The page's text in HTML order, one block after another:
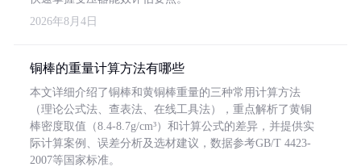
2026年8月4日
铜棒的重量计算方法有哪些
本文详细介绍了铜棒和黄铜棒重量的三种常用计算方法
（理论公式法、查表法、在线工具法），重点解析了黄铜
棒密度取值（8.4-8.7g/cm³）和计算公式的差异，并提供实
际计算案例、误差分析及选材建议，数据参考GB/T 4423-
2007等国家标准。